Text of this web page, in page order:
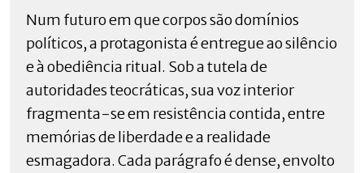
Num futuro em que corpos são domínios
políticos, a protagonista é entregue ao silêncio
e à obediência ritual. Sob a tutela de
autoridades teocráticas, sua voz interior
fragmenta-se em resistência contida, entre
memórias de liberdade e a realidade
esmagadora. Cada parágrafo é dense, envolto